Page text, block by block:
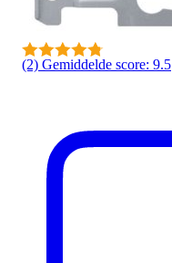
(2) Gemiddelde score: 9.5